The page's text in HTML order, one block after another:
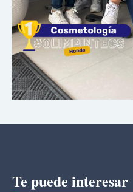
Te puede interesar